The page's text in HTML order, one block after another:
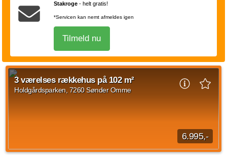
3 vær. 102 m²
Stakroge - helt gratis!
*Servicen kan nemt afmeldes igen
Tilmeld nu
3 værelses rækkehus på 102 m²
Holdgårdsparken, 7260 Sønder Omme
6.995,-